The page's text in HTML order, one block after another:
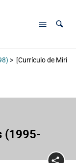
> [Currículo de
(1995-